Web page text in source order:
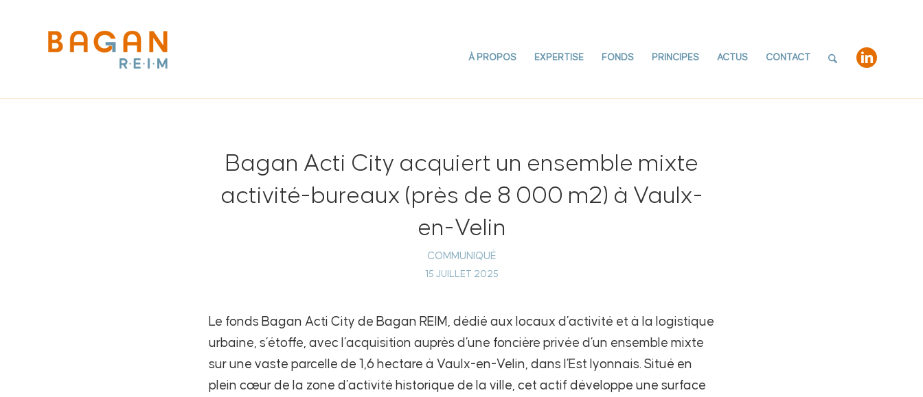
À PROPOS EXPERTISE FONDS PRINCIPES ACTUS CONTACT
Bagan Acti City acquiert un ensemble mixte
activité-bureaux (près de 8 000 m2) à Vaulx-
en-Velin
COMMUNIQUÉ
15 JUILLET 2025
Le fonds Bagan Acti City de Bagan REIM, dédié aux locaux d’activité et à la logistique
urbaine, s’étoffe, avec l’acquisition auprès d’une foncière privée d’un ensemble mixte
sur une vaste parcelle de 1,6 hectare à Vaulx-en-Velin, dans l’Est lyonnais. Situé en
plein cœur de la zone d’activité historique de la ville, cet actif développe une surface